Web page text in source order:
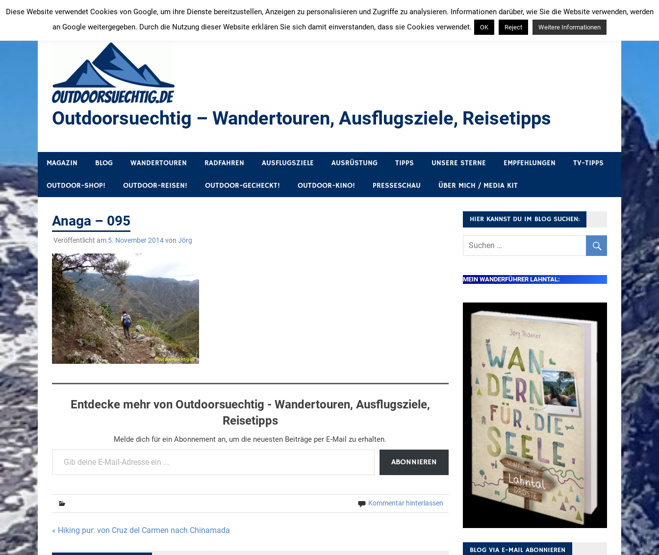
Inhalt
springen
Outdoorsuechtig – Wandertouren, Ausflugsziele, Reisetipps
MAGAZIN BLOG WANDERTOUREN RADFAHREN AUSFLUGSZIELE AUSRÜSTUNG TIPPS UNSERE STERNE EMPFEHLUNGEN TV-TIPPS
OUTDOOR-SHOP! OUTDOOR-REISEN! OUTDOOR-GECHECKT! OUTDOOR-KINO! PRESSESCHAU ÜBER MICH / MEDIA KIT
Anaga – 095
Veröffentlicht am 5. November 2014von Jörg
Entdecke mehr von Outdoorsuechtig - Wandertouren, Ausflugsziele,
Reisetipps
Melde dich für ein Abonnement an, um die neuesten Beiträge per E-Mail zu erhalten.
Gib deine E-Mail-Adresse ein ...
ABONNIEREN
Kommentar hinterlassen
Beitragsnavigation
« Hiking pur: von Cruz del Carmen nach Chinamada
HIER KANNST DU IM BLOG SUCHEN:
MEIN WANDERFÜHRER LAHNTAL:
BLOG VIA E-MAIL ABONNIEREN
Diese Website verwendet Cookies von Google, um ihre Dienste bereitzustellen, Anzeigen zu personalisieren und Zugriffe zu analysieren. Informationen darüber, wie Sie die Website verwenden, werden
an Google weitergegeben. Durch die Nutzung dieser Website erklären Sie sich damit einverstanden, dass sie Cookies verwendet.
OK Reject Weitere Informationen